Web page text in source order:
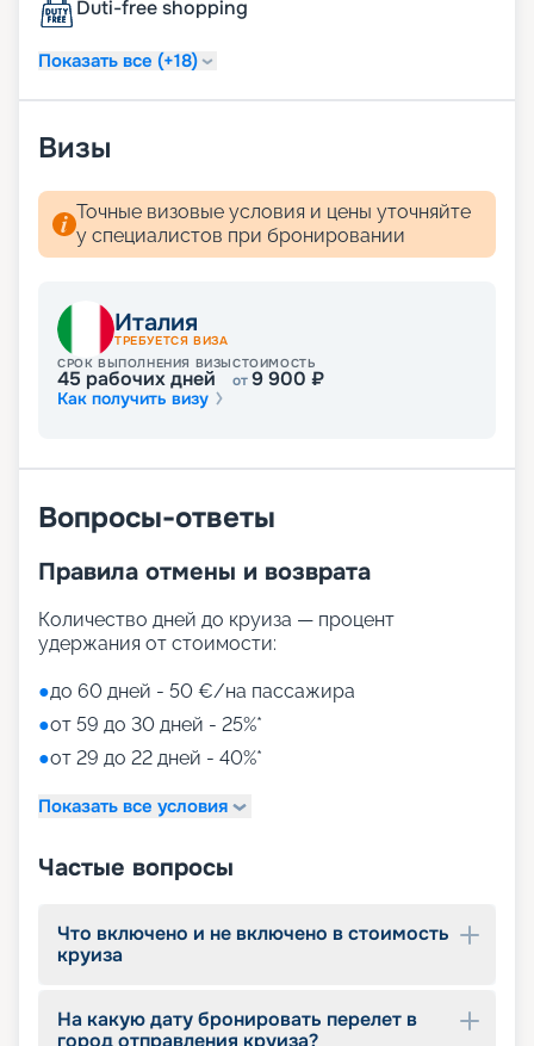
комфортные и привлекательные каюты.
Duti-free shopping
Показать все (+18)
Визы
Точные визовые условия и цены уточняйте
у специалистов при бронировании
Италия
ТРЕБУЕТСЯ ВИЗА
СРОК ВЫПОЛНЕНИЯ ВИЗЫ
45 рабочих дней
СТОИМОСТЬ
от9 900 ₽
Как получить визу
Вопросы-ответы
Правила отмены и возврата
Количество дней до круиза — процент
удержания от стоимости:
●до 60 дней - 50 €/на пассажира
●от 59 до 30 дней - 25%*
●от 29 до 22 дней - 40%*
Показать все условия
Частые вопросы
Что включено и не включено в стоимость
круиза
На какую дату бронировать перелет в
город отправления круиза?